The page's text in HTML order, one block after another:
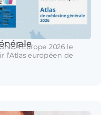
Europe 2026 le
l’Atlas européen de